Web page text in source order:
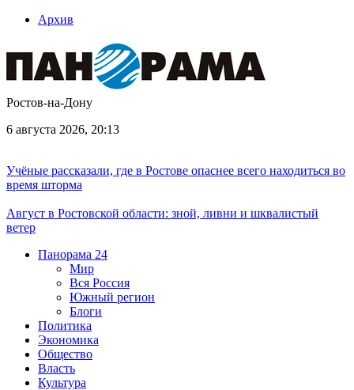
Архив
Ростов-на-Дону
6 августа 2026, 20:13
Учёные рассказали, где в Ростове опаснее всего находиться во
время шторма
Август в Ростовской области: зной, ливни и шквалистый
ветер
Панорама 24
Мир
Вся Россия
Южный регион
Блоги
Политика
Экономика
Общество
Власть
Культура